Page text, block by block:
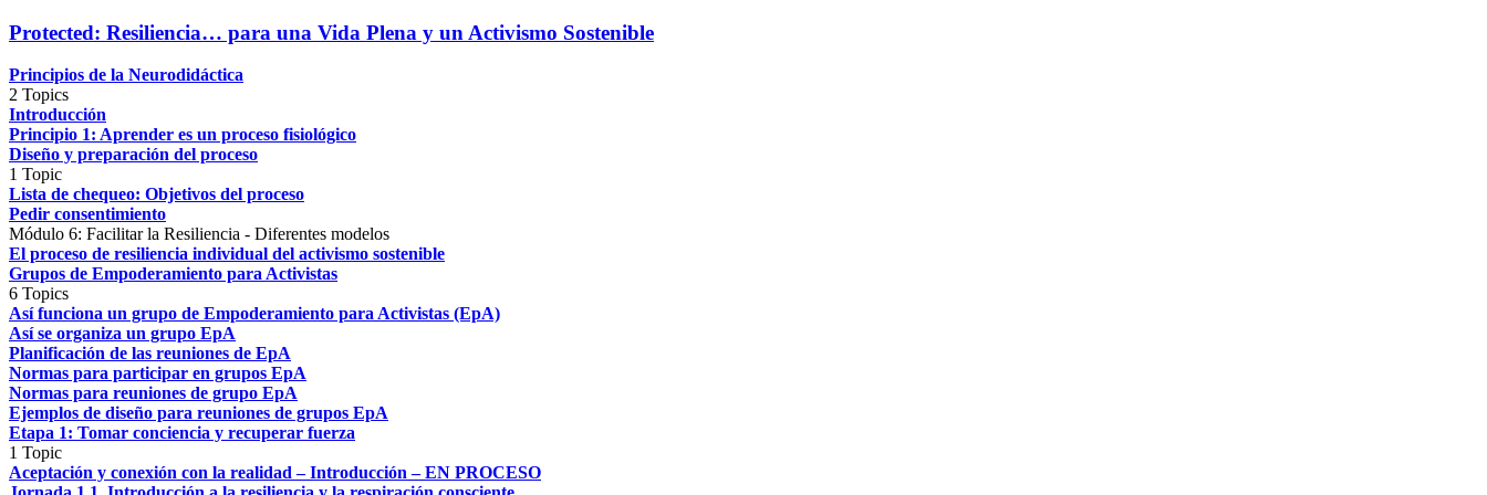
Protected: Resiliencia… para una Vida Plena y un Activismo Sostenible
Principios de la Neurodidáctica
2 Topics
Introducción
Principio 1: Aprender es un proceso fisiológico
Diseño y preparación del proceso
1 Topic
Lista de chequeo: Objetivos del proceso
Pedir consentimiento
Módulo 6: Facilitar la Resiliencia - Diferentes modelos
El proceso de resiliencia individual del activismo sostenible
Grupos de Empoderamiento para Activistas
6 Topics
Así funciona un grupo de Empoderamiento para Activistas (EpA)
Así se organiza un grupo EpA
Planificación de las reuniones de EpA
Normas para participar en grupos EpA
Normas para reuniones de grupo EpA
Ejemplos de diseño para reuniones de grupos EpA
Etapa 1: Tomar conciencia y recuperar fuerza
1 Topic
Aceptación y conexión con la realidad – Introducción – EN PROCESO